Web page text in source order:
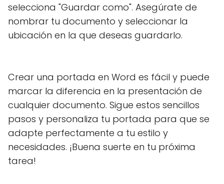
selecciona "Guardar como". Asegúrate de
nombrar tu documento y seleccionar la
ubicación en la que deseas guardarlo.
Crear una portada en Word es fácil y puede
marcar la diferencia en la presentación de
cualquier documento. Sigue estos sencillos
pasos y personaliza tu portada para que se
adapte perfectamente a tu estilo y
necesidades. ¡Buena suerte en tu próxima
tarea!